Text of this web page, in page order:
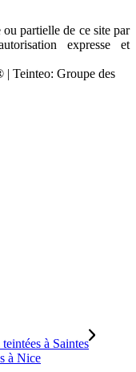
partielle de ce site par
expresse et
Teinteo: Groupe des
à Saintes
à Nice